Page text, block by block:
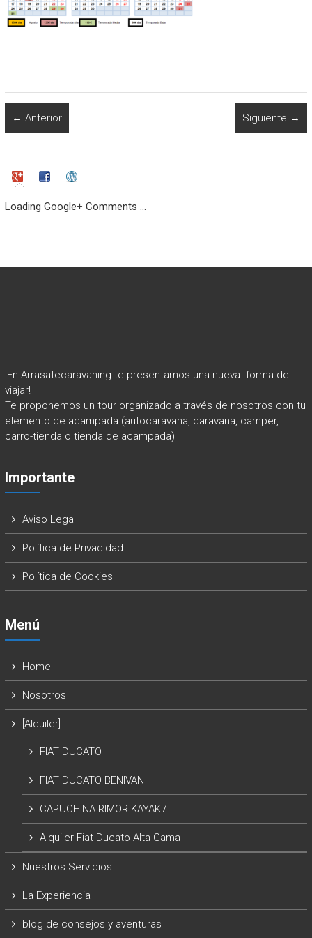
← Anterior Siguiente →
Loading Google+ Comments ...
¡En Arrasatecaravaning te presentamos una nueva forma de
viajar!
Te proponemos un tour organizado a través de nosotros con tu
elemento de acampada (autocaravana, caravana, camper,
carro-tienda o tienda de acampada)
Importante
Aviso Legal
Política de Privacidad
Política de Cookies
Menú
Home
Nosotros
[Alquiler]
FIAT DUCATO
FIAT DUCATO BENIVAN
CAPUCHINA RIMOR KAYAK7
Alquiler Fiat Ducato Alta Gama
Nuestros Servicios
La Experiencia
blog de consejos y aventuras